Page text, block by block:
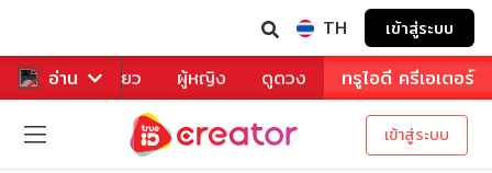
TH เข้าสู่ระบบ
อ่าน
หาร ท่องเที่ยว ผู้หญิง ดูดวง ทรูไอดี ครีเอเตอร์
เข้าสู่ระบบ